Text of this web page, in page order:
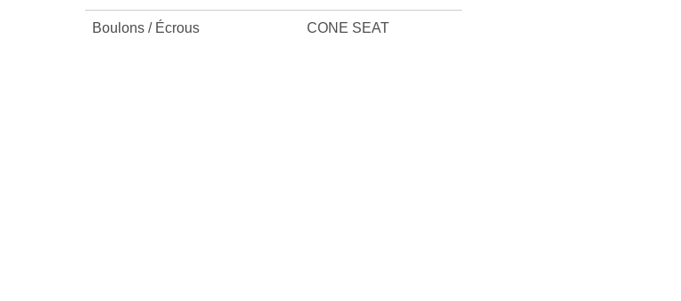
Boulons / Écrous CONE SEAT